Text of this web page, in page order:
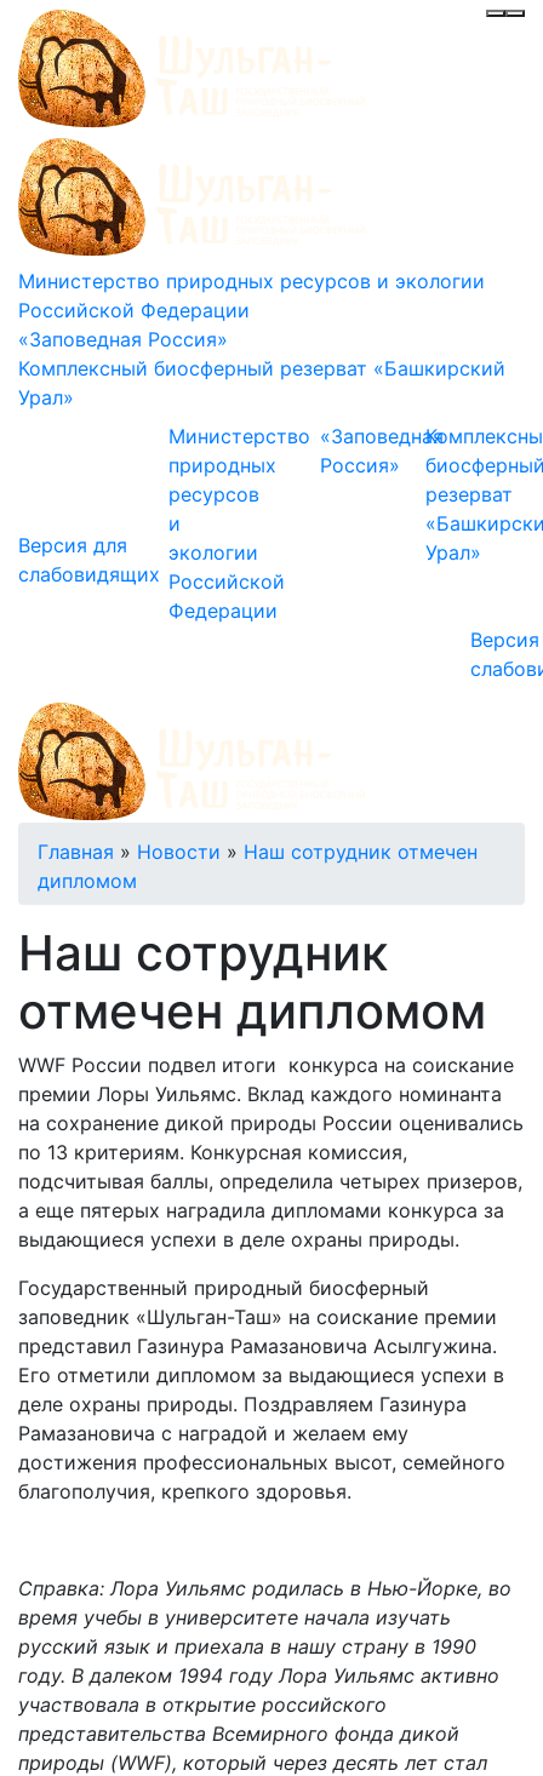
Министерство природных ресурсов и экологии
Российской Федерации
«Заповедная Россия»
Комплексный биосферный резерват «Башкирский
Урал»
Версия для
слабовидящих
Министерство
природных
ресурсов
и
экологии
Российской
Федерации
«Заповедная
Россия»
резерват
Урал»
Строка
навигации
Главная Новости
Наш сотрудник отмечен
дипломом
Наш сотрудник
отмечен дипломом
WWF России подвел итоги конкурса на соискание
премии Лоры Уильямс. Вклад каждого номинанта
на сохранение дикой природы России оценивались
по 13 критериям. Конкурсная комиссия,
подсчитывая баллы, определила четырех призеров,
а еще пятерых наградила дипломами конкурса за
выдающиеся успехи в деле охраны природы.
Государственный природный биосферный
заповедник «Шульган-Таш» на соискание премии
представил Газинура Рамазановича Асылгужина.
Его отметили дипломом за выдающиеся успехи в
деле охраны природы. Поздравляем Газинура
Рамазановича с наградой и желаем ему
достижения профессиональных высот, семейного
благополучия, крепкого здоровья.
Справка: Лора Уильямс родилась в Нью-Йорке, во
время учебы в университете начала изучать
русский язык и приехала в нашу страну в 1990
году. В далеком 1994 году Лора Уильямс активно
участвовала в открытие российского
представительства Всемирного фонда дикой
природы (WWF), который через десять лет стал